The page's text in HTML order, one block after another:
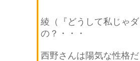
綾（『どうして私じゃ
の？・・・
西野さんは陽気な性格